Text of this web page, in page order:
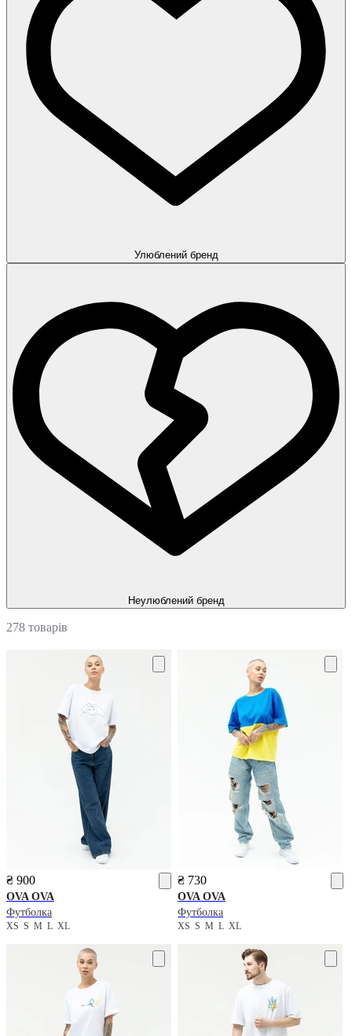
Улюблений бренд
Неулюблений бренд
278 товарів
₴ 900
OVA OVA
Футболка
XS S M L XL
₴ 730
OVA OVA
Футболка
XSSMLXL